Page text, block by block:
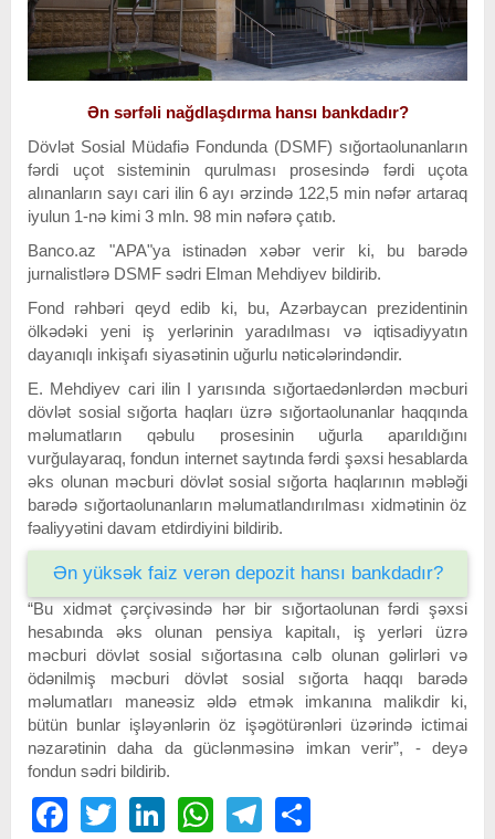
Ən sərfəli nağdlaşdırma hansı bankdadır?
Dövlət Sosial Müdafiə Fondunda (DSMF) sığortaolunanların
fərdi uçot sisteminin qurulması prosesində fərdi uçota
alınanların sayı cari ilin 6 ayı ərzində 122,5 min nəfər artaraq
iyulun 1-nə kimi 3 mln. 98 min nəfərə çatıb.
Banco.az "APA"ya istinadən xəbər verir ki, bu barədə
jurnalistlərə DSMF sədri Elman Mehdiyev bildirib.
Fond rəhbəri qeyd edib ki, bu, Azərbaycan prezidentinin
ölkədəki yeni iş yerlərinin yaradılması və iqtisadiyyatın
dayanıqlı inkişafı siyasətinin uğurlu nəticələrindəndir.
E. Mehdiyev cari ilin I yarısında sığortaedənlərdən məcburi
dövlət sosial sığorta haqları üzrə sığortaolunanlar haqqında
məlumatların qəbulu prosesinin uğurla aparıldığını
vurğulayaraq, fondun internet saytında fərdi şəxsi hesablarda
əks olunan məcburi dövlət sosial sığorta haqlarının məbləği
barədə sığortaolunanların məlumatlandırılması xidmətinin öz
fəaliyyətini davam etdirdiyini bildirib.
Ən yüksək faiz verən depozit hansı bankdadır?
“Bu xidmət çərçivəsində hər bir sığortaolunan fərdi şəxsi
hesabında əks olunan pensiya kapitalı, iş yerləri üzrə
məcburi dövlət sosial sığortasına cəlb olunan gəlirləri və
ödənilmiş məcburi dövlət sosial sığorta haqqı barədə
məlumatları maneəsiz əldə etmək imkanına malikdir ki,
bütün bunlar işləyənlərin öz işəgötürənləri üzərində ictimai
nəzarətinin daha da güclənməsinə imkan verir”, - deyə
fondun sədri bildirib.
FacebookTwitter LinkedIn WhatsAppTelegram